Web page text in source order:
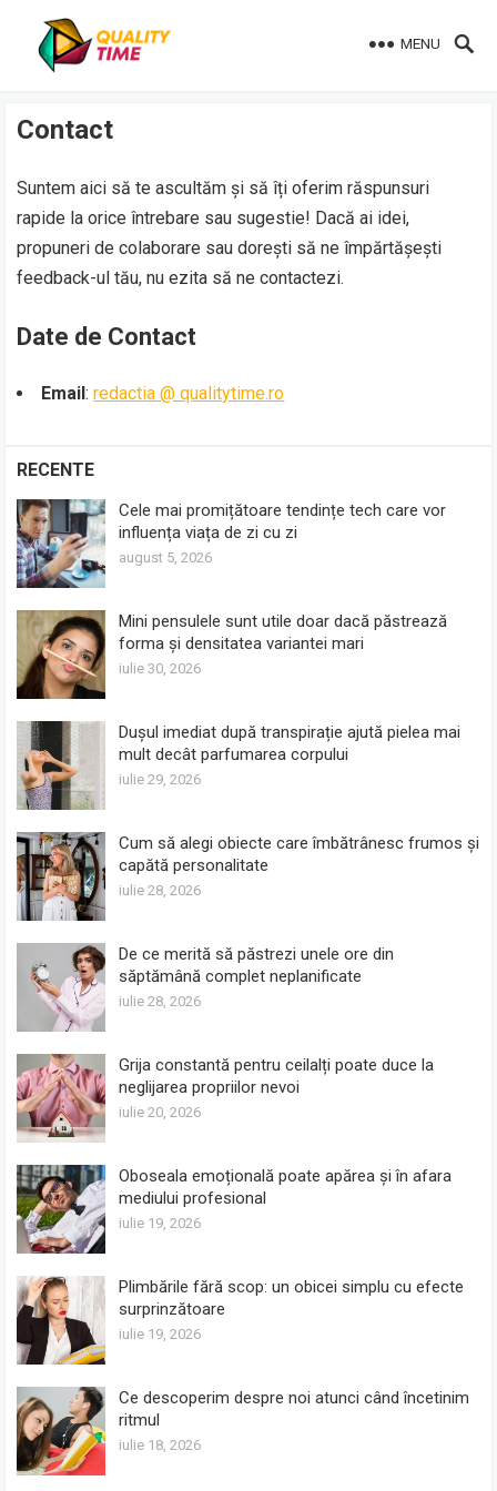
MENU
Contact
Suntem aici să te ascultăm și să îți oferim răspunsuri
rapide la orice întrebare sau sugestie! Dacă ai idei,
propuneri de colaborare sau dorești să ne împărtășești
feedback-ul tău, nu ezita să ne contactezi.
Date de Contact
Email:redactia @ qualitytime.ro
RECENTE
Cele mai promițătoare tendințe tech care vor
influența viața de zi cu zi
august 5, 2026
Mini pensulele sunt utile doar dacă păstrează
forma și densitatea variantei mari
iulie 30, 2026
Dușul imediat după transpirație ajută pielea mai
mult decât parfumarea corpului
iulie 29, 2026
Cum să alegi obiecte care îmbătrânesc frumos și
capătă personalitate
iulie 28, 2026
De ce merită să păstrezi unele ore din
săptămână complet neplanificate
iulie 28, 2026
Grija constantă pentru ceilalți poate duce la
neglijarea propriilor nevoi
iulie 20, 2026
Oboseala emoțională poate apărea și în afara
mediului profesional
iulie 19, 2026
Plimbările fără scop: un obicei simplu cu efecte
surprinzătoare
iulie 19, 2026
Ce descoperim despre noi atunci când încetinim
ritmul
iulie 18, 2026